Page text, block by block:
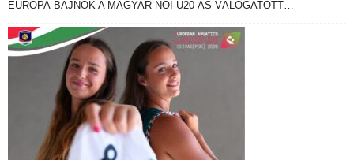
EURÓPA-BAJNOK A MAGYAR NŐI U20-AS VÁLOGATOTT…